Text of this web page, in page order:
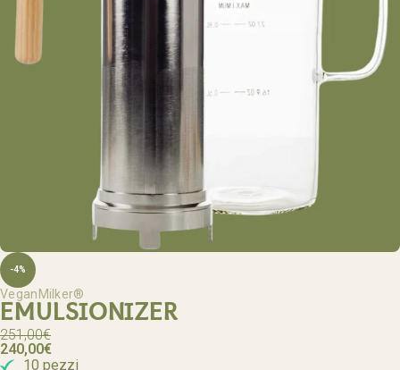
-4%
VeganMilker®
EMULSIONIZER
251,00€
240,00€
10 pezzi